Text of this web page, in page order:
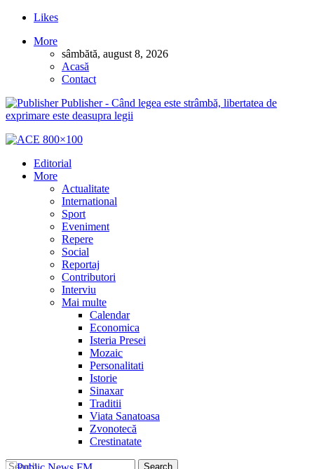
Likes
More
sâmbătă, august 8, 2026
Acasă
Contact
Publisher - Când legea este strâmbă, libertatea de
exprimare este deasupra legii
Editorial
More
Actualitate
International
Sport
Eveniment
Repere
Social
Reportaj
Contributori
Interviu
Mai multe
Calendar
Economica
Isteria Presei
Mozaic
Personalitati
Istorie
Sinaxar
Traditii
Viata Sanatoasa
Zvonotecă
Crestinatate